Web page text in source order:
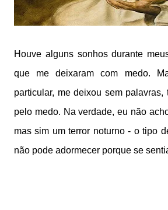
Houve alguns sonhos durante
que me deixaram com medo.
particular, me deixou sem palavras,
pelo medo. Na verdade, eu não
mas sim um terror noturno - o tipo
não pode adormecer porque se